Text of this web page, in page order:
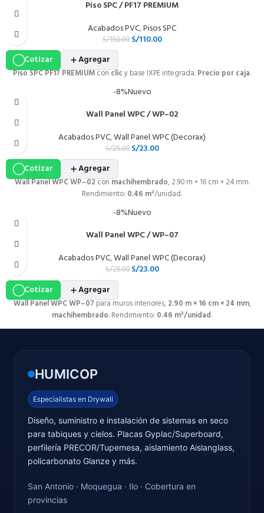
Piso SPC / PF17 PREMIUM
Acabados PVC,Pisos SPC
S/150.00 S/110.00
Cotizar
Agregar
Piso SPC PF17 PREMIUMconclicy base IXPE integrada. Precio por caja.
-8%Nuevo
Wall Panel WPC / WP–02
Acabados PVC,Wall Panel WPC (Decorax)
S/25.00 S/23.00
Cotizar
Agregar
Wall Panel WPC WP–02conmachihembrado, 2.90 m × 16 cm × 24 mm.
Rendimiento: 0.46 m²/unidad.
-8%Nuevo
Wall Panel WPC / WP–07
Acabados PVC,Wall Panel WPC (Decorax)
S/25.00 S/23.00
Cotizar
Agregar
Wall Panel WPC WP–07para muros interiores, 2.90 m × 16 cm × 24 mm,
machihembrado. Rendimiento: 0.46 m²/unidad.
HUMICOP
Especialistas en Drywall
Diseño, suministro e instalación de sistemas en seco
para tabiques y cielos. Placas Gyplac/Superboard,
perfilería PRECOR/Tupemesa, aislamiento Aislanglass,
policarbonato Glanze y más.
San Antonio · Moquegua · Ilo · Cobertura en
provincias